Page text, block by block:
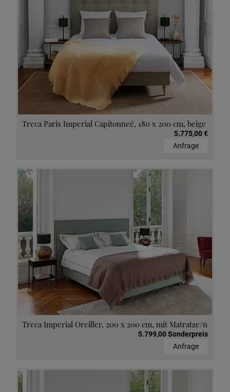
Treca Paris Imperial Capitonneé, 180 x 200 cm, beige
5.775,00 €
Anfrage
Treca Imperial Oreiller, 200 x 200 cm, mit Matratze/n
5.799,00 Sonderpreis
Anfrage